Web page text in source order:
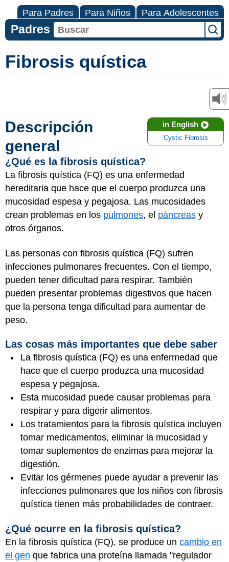
Para Padres Para Niños Para Adolescentes
Padres
Fibrosis quística
in English
Cystic Fibrosis
Descripción
general
¿Qué es la fibrosis quística?
La fibrosis quística (FQ) es una enfermedad
hereditaria que hace que el cuerpo produzca una
mucosidad espesa y pegajosa. Las mucosidades
crean problemas en los pulmones, el páncreas y
otros órganos.
Las personas con fibrosis quística (FQ) sufren
infecciones pulmonares frecuentes. Con el tiempo,
pueden tener dificultad para respirar. También
pueden presentar problemas digestivos que hacen
que la persona tenga dificultad para aumentar de
peso.
Las cosas más importantes que debe saber
La fibrosis quística (FQ) es una enfermedad que
hace que el cuerpo produzca una mucosidad
espesa y pegajosa.
Esta mucosidad puede causar problemas para
respirar y para digerir alimentos.
Los tratamientos para la fibrosis quística incluyen
tomar medicamentos, eliminar la mucosidad y
tomar suplementos de enzimas para mejorar la
digestión.
Evitar los gérmenes puede ayudar a prevenir las
infecciones pulmonares que los niños con fibrosis
quística tienen más probabilidades de contraer.
¿Qué ocurre en la fibrosis quística?
En la fibrosis quística (FQ), se produce un cambio en
el gen que fabrica una proteína llamada "regulador